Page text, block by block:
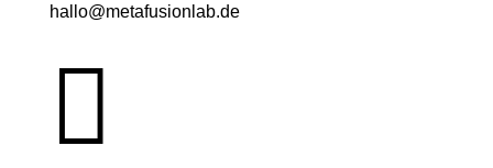
hallo@metafusionlab.de
